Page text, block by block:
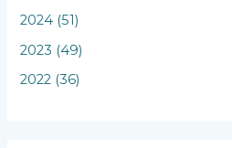
2024 (51)
2023 (49)
2022 (36)